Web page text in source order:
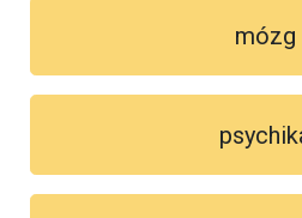
mózg